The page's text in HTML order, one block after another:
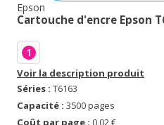
Epson
Cartouche d'encre Epson
1
Voir la description produit
Séries : T6163
Capacité : 3500 pages
Coût par page : 0,02 €